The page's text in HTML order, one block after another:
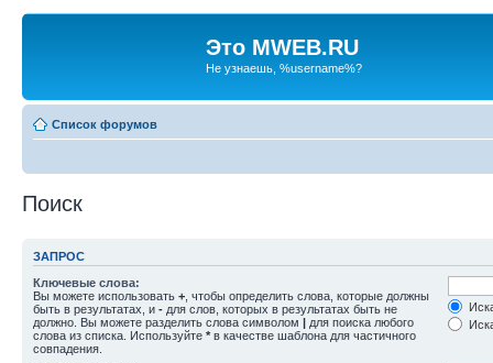
Это MWEB.RU
Не узнаешь, %username%?
Список форумов
Поиск
ЗАПРОС
Ключевые слова:
Вы можете использовать + , чтобы определить слова, которые должны
быть в результатах, и - для слов, которых в результатах быть не
должно. Вы можете разделить слова символом | для поиска любого
слова из списка. Используйте * в качестве шаблона для частичного
совпадения.